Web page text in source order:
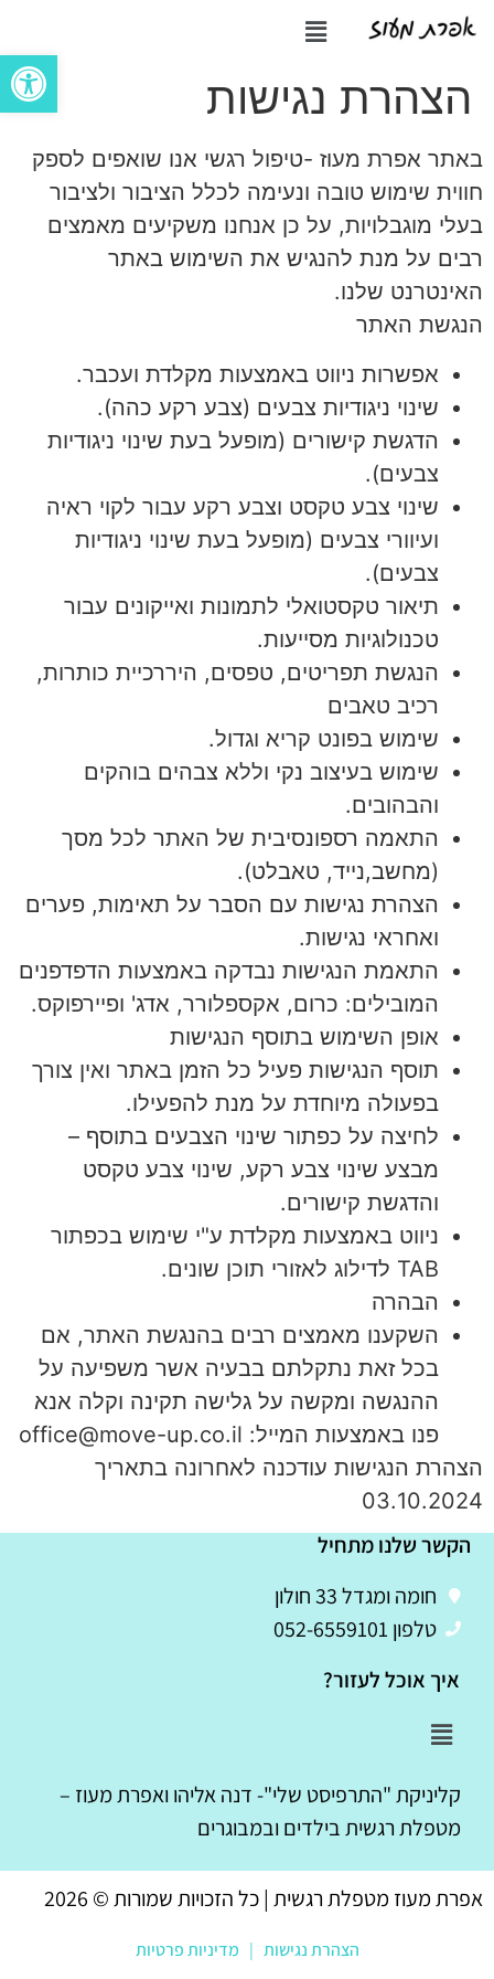
הצהרת נגישות
באתר אפרת מעוז -טיפול רגשי אנו שואפים לספק
חווית שימוש טובה ונעימה לכלל הציבור ולציבור
בעלי מוגבלויות, על כן אנחנו משקיעים מאמצים
רבים על מנת להנגיש את השימוש באתר
האינטרנט שלנו.
הנגשת האתר
אפשרות ניווט באמצעות מקלדת ועכבר.
שינוי ניגודיות צבעים (צבע רקע כהה).
הדגשת קישורים (מופעל בעת שינוי ניגודיות
צבעים).
שינוי צבע טקסט וצבע רקע עבור לקוי ראיה
ועיוורי צבעים (מופעל בעת שינוי ניגודיות
צבעים).
תיאור טקסטואלי לתמונות ואייקונים עבור
טכנולוגיות מסייעות.
הנגשת תפריטים, טפסים, היררכיית כותרות,
רכיב טאבים
שימוש בפונט קריא וגדול.
שימוש בעיצוב נקי וללא צבהים בוהקים
והבהובים.
התאמה רספונסיבית של האתר לכל מסך
(מחשב,נייד, טאבלט).
הצהרת נגישות עם הסבר על תאימות, פערים
ואחראי נגישות.
התאמת הנגישות נבדקה באמצעות הדפדפנים
המובילים: כרום, אקספלורר, אדג' ופיירפוקס.
אופן השימוש בתוסף הנגישות
תוסף הנגישות פעיל כל הזמן באתר ואין צורך
בפעולה מיוחדת על מנת להפעילו.
לחיצה על כפתור שינוי הצבעים בתוסף –
מבצע שינוי צבע רקע, שינוי צבע טקסט
והדגשת קישורים.
ניווט באמצעות מקלדת ע"י שימוש בכפתור
TAB לדילוג לאזורי תוכן שונים.
הבהרה
השקענו מאמצים רבים בהנגשת האתר, אם
בכל זאת נתקלתם בבעיה אשר משפיעה על
ההנגשה ומקשה על גלישה תקינה וקלה אנא
פנו באמצעות המייל: office@move-up.co.il
הצהרת הנגישות עודכנה לאחרונה בתאריך
03.10.2024
הקשר שלנו מתחיל
חומה ומגדל 33 חולון
טלפון 052-6559101
איך אוכל לעזור?
קליניקת "התרפיסט שלי"- דנה אליהו ואפרת מעוז –
מטפלת רגשית בילדים ובמבוגרים
אפרת מעוז מטפלת רגשית | כל הזכויות שמורות © 2026
הצהרת נגישות | מדיניות פרטיות
פתח